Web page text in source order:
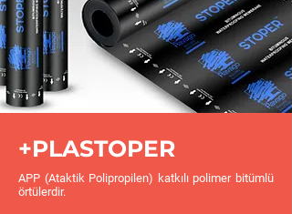
+PLASTOPER
APP (Ataktik Polipropilen) katkılı polimer bitümlü
örtülerdir.